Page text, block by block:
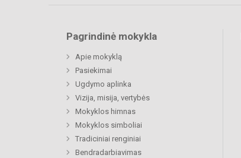
Pagrindinė mokykla
Apie mokyklą
Pasiekimai
Ugdymo aplinka
Vizija, misija, vertybės
Mokyklos himnas
Mokyklos simboliai
Tradiciniai renginiai
Bendradarbiavimas